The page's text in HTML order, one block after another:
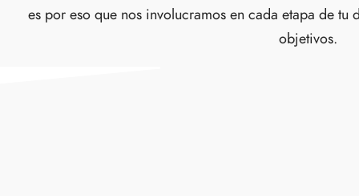
es por eso que nos involucramos en cada etapa de tu
objetivos.